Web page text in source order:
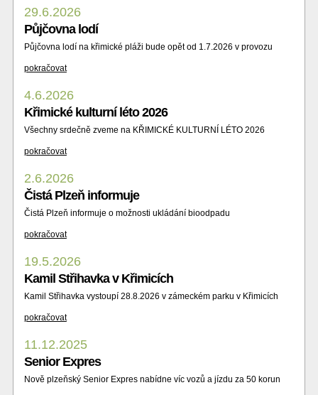
29.6.2026
Půjčovna lodí
Půjčovna lodí na křimické pláži bude opět od 1.7.2026 v provozu
pokračovat
4.6.2026
Křimické kulturní léto 2026
Všechny srdečně zveme na KŘIMICKÉ KULTURNÍ LÉTO 2026
pokračovat
2.6.2026
Čistá Plzeň informuje
Čistá Plzeň informuje o možnosti ukládání bioodpadu
pokračovat
19.5.2026
Kamil Střihavka v Křimicích
Kamil Střihavka vystoupí 28.8.2026 v zámeckém parku v Křimicích
pokračovat
11.12.2025
Senior Expres
Nově plzeňský Senior Expres nabídne víc vozů a jízdu za 50 korun